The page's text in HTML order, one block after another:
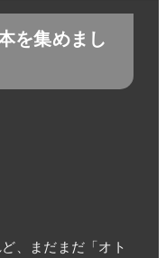
を集めまし
、まだまだ「オト